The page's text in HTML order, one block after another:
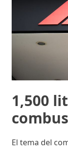
1,500
El tema del